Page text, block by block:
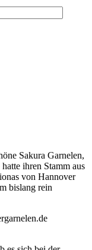
Sakura Garnelen,
ihren Stamm aus
von Hannover
bislang rein